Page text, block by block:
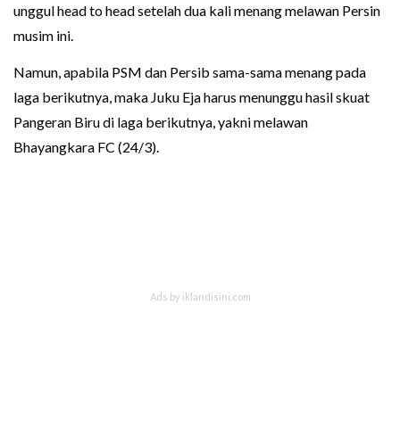
unggul head to head setelah dua kali menang melawan Persin
musim ini.
Namun, apabila PSM dan Persib sama-sama menang pada
laga berikutnya, maka Juku Eja harus menunggu hasil skuat
Pangeran Biru di laga berikutnya, yakni melawan
Bhayangkara FC (24/3).